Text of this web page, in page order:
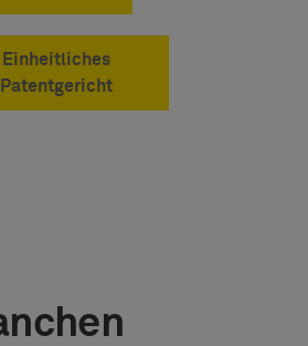
Einheitliches
Patentgericht